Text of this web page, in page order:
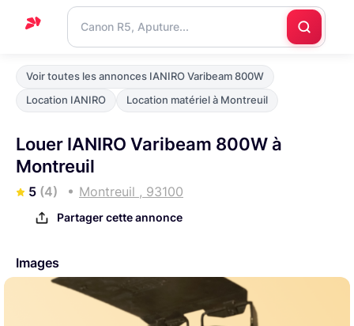
Accueil
Support
Nous
contacter
Voir toutes les annonces IANIRO Varibeam 800W
Location IANIRO
Location matériel à Montreuil
Louer IANIRO Varibeam 800W à
Montreuil
5 (4) Montreuil , 93100
Partager cette annonce
Images